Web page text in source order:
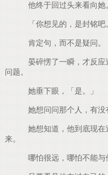
他终于回过头来看向她
「你想见的，是封铭吧
肯定句，而不是疑问。
晏碎愣了一瞬，才反应
问题。
她垂下眼，「是。」
她想问问那个人，有没
她想知道，他到底现在
来。
哪怕很远，哪怕不能与